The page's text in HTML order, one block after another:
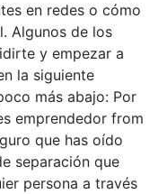
en redes o cómo
Algunos de los
y empezar a
la siguiente
más abajo: Por
emprendedor from
que has oído
separación que
persona a través